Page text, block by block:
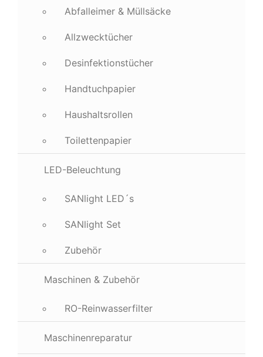
Abfalleimer & Müllsäcke
Allzwecktücher
Desinfektionstücher
Handtuchpapier
Haushaltsrollen
Toilettenpapier
LED-Beleuchtung
SANlight LED´s
SANlight Set
Zubehör
Maschinen & Zubehör
RO-Reinwasserfilter
Maschinenreparatur